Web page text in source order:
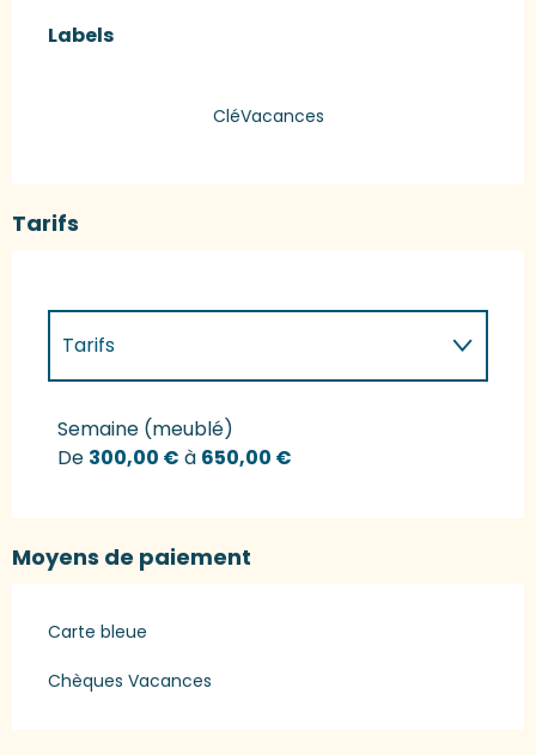
Labels
Labels
CléVacances
Tarifs
Tarifs
Tarifs 2027
Semaine (meublé)
De 300,00 € à 650,00 €
Moyens de paiement
Carte bleue
Chèques Vacances